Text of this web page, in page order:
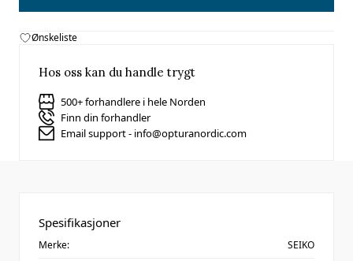
Ønskeliste
Hos oss kan du handle trygt
500+ forhandlere i hele Norden
Finn din forhandler
Email support - info@opturanordic.com
Spesifikasjoner
Merke:
SEIKO